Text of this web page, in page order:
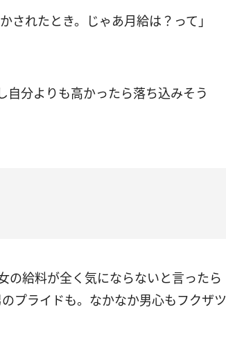
されたとき。じゃあ月給は？って」
自分よりも高かったら落ち込みそう
の給料が全く気にならないと言ったら
プライドも。なかなか男心もフクザツ